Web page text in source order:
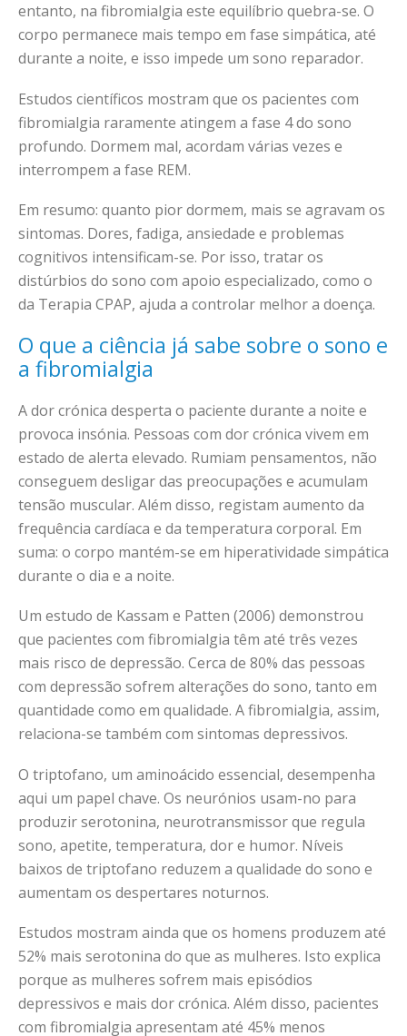
entanto, na fibromialgia este equilíbrio quebra-se. O
corpo permanece mais tempo em fase simpática, até
durante a noite, e isso impede um sono reparador.
Estudos científicos mostram que os pacientes com
fibromialgia raramente atingem a fase 4 do sono
profundo. Dormem mal, acordam várias vezes e
interrompem a fase REM.
Em resumo: quanto pior dormem, mais se agravam os
sintomas. Dores, fadiga, ansiedade e problemas
cognitivos intensificam-se. Por isso, tratar os
distúrbios do sono com apoio especializado, como o
da Terapia CPAP, ajuda a controlar melhor a doença.
O que a ciência já sabe sobre o sono e
a fibromialgia
A dor crónica desperta o paciente durante a noite e
provoca insónia. Pessoas com dor crónica vivem em
estado de alerta elevado. Rumiam pensamentos, não
conseguem desligar das preocupações e acumulam
tensão muscular. Além disso, registam aumento da
frequência cardíaca e da temperatura corporal. Em
suma: o corpo mantém-se em hiperatividade simpática
durante o dia e a noite.
Um estudo de Kassam e Patten (2006) demonstrou
que pacientes com fibromialgia têm até três vezes
mais risco de depressão. Cerca de 80% das pessoas
com depressão sofrem alterações do sono, tanto em
quantidade como em qualidade. A fibromialgia, assim,
relaciona-se também com sintomas depressivos.
O triptofano, um aminoácido essencial, desempenha
aqui um papel chave. Os neurónios usam-no para
produzir serotonina, neurotransmissor que regula
sono, apetite, temperatura, dor e humor. Níveis
baixos de triptofano reduzem a qualidade do sono e
aumentam os despertares noturnos.
Estudos mostram ainda que os homens produzem até
52% mais serotonina do que as mulheres. Isto explica
porque as mulheres sofrem mais episódios
depressivos e mais dor crónica. Além disso, pacientes
com fibromialgia apresentam até 45% menos